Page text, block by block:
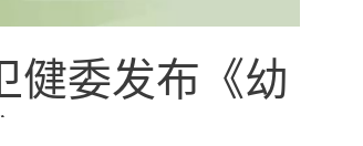
健委发布《幼